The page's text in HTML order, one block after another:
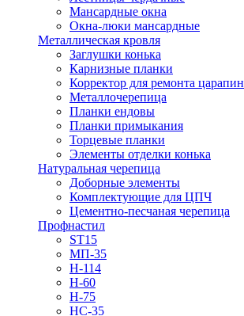
Мансардные окна
Окна-люки мансардные
Металлическая кровля
Заглушки конька
Карнизные планки
Корректор для ремонта царапин
Металлочерепица
Планки ендовы
Планки примыкания
Торцевые планки
Элементы отделки конька
Натуральная черепица
Доборные элементы
Комплектующие для ЦПЧ
Цементно-песчаная черепица
Профнастил
ST15
МП-35
Н-114
Н-60
Н-75
НС-35